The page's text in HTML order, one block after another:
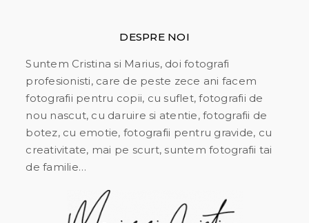
DESPRE NOI
Suntem Cristina si Marius, doi fotografi
profesionisti, care de peste zece ani facem
fotografii pentru copii, cu suflet, fotografii de
nou nascut, cu daruire si atentie, fotografii de
botez, cu emotie, fotografii pentru gravide, cu
creativitate, mai pe scurt, suntem fotografii tai
de familie…